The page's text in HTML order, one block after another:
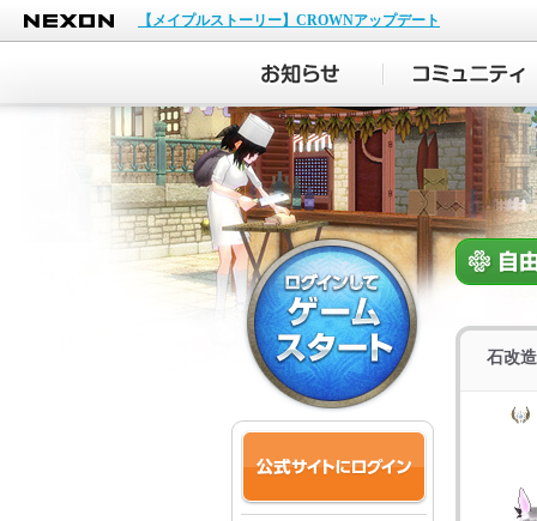
NEXON
【メイプルストーリー】CROWNアップデート
石改